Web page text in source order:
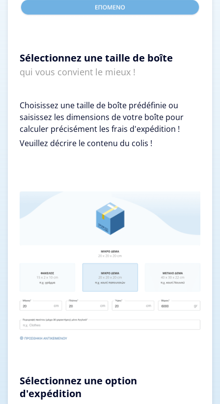
Sélectionnez une taille de boîte
qui vous convient le mieux !
Choisissez une taille de boîte prédéfinie ou
saisissez les dimensions de votre boîte pour
calculer précisément les frais d'expédition !
Veuillez décrire le contenu du colis !
Sélectionnez une option
d'expédition